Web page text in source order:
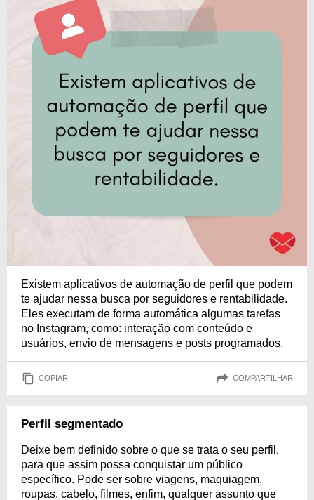
Existem aplicativos de automação de perfil que podem
te ajudar nessa busca por seguidores e rentabilidade.
Eles executam de forma automática algumas tarefas
no Instagram, como: interação com conteúdo e
usuários, envio de mensagens e posts programados.
COPIAR COMPARTILHAR
Perfil segmentado
Deixe bem definido sobre o que se trata o seu perfil,
para que assim possa conquistar um público
específico. Pode ser sobre viagens, maquiagem,
roupas, cabelo, filmes, enfim, qualquer assunto que